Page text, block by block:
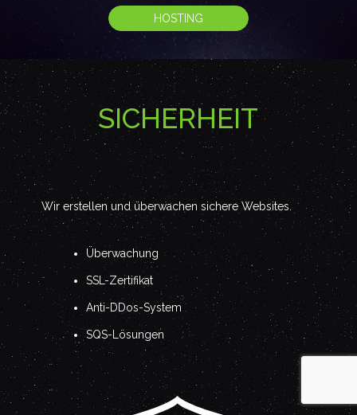
HOSTING
SICHERHEIT
Wir erstellen und überwachen sichere Websites.
Überwachung
SSL-Zertifikat
Anti-DDos-System
SQS-Lösungen